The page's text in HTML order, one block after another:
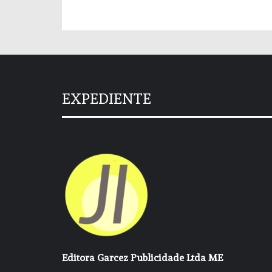
EXPEDIENTE
Editora Garcez Publicidade Ltda ME